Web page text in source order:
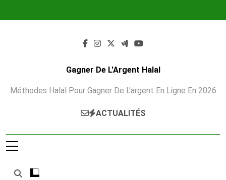
Gagner De L'Argent Halal
Méthodes Halal Pour Gagner De L'argent En Ligne En 2026
ACTUALITÉS